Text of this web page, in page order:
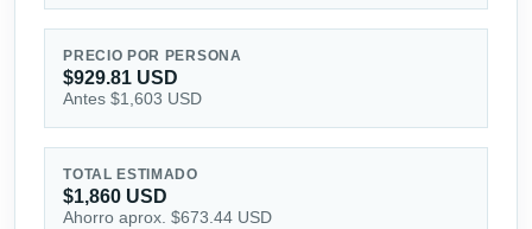
PRECIO POR PERSONA
$929.81 USD
Antes $1,603 USD
TOTAL ESTIMADO
$1,860 USD
Ahorro aprox. $673.44 USD